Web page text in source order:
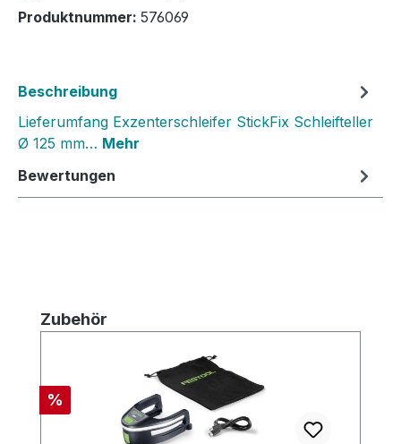
Produktnummer: 576069
Beschreibung
Lieferumfang Exzenterschleifer StickFix Schleifteller
Ø 125 mm… Mehr
Bewertungen
Produktgalerie überspringen
Zubehör
Rabatt
%